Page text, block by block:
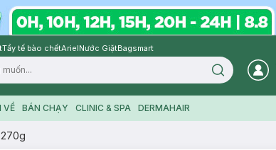
Tẩy tế bào chếtArielNước GiặtBagsmart
Search icon
VỀ BÁN CHẠY CLINIC & SPA DERMAHAIR